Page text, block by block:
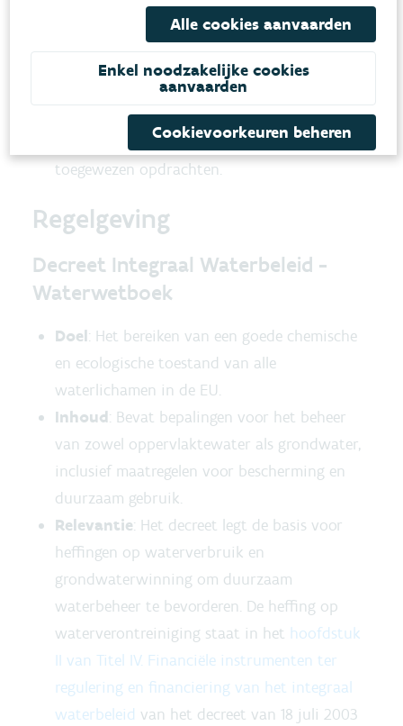
oppervlaktewater,circulair afvalwater
of
ander water waarmee de openbare
brandweerdiensten die deel uitmaken van de
operationele diensten van de civiele
veiligheid de brandweerwagens vullen en dat
wordt gebruikt voor de hun wettelijk
toegewezen opdrachten.
Regelgeving
Decreet Integraal Waterbeleid -
Waterwetboek
Doel: Het bereiken van een goede chemische
en ecologische toestand van alle
waterlichamen in de EU.
Inhoud: Bevat bepalingen voor het beheer
van zowel oppervlaktewater als grondwater,
inclusief maatregelen voor bescherming en
duurzaam gebruik.
Relevantie: Het decreet legt de basis voor
heffingen op waterverbruik en
grondwaterwinning om duurzaam
waterbeheer te bevorderen. De heffing op
waterverontreiniging staat in het hoofdstuk
II van Titel IV. Financiële instrumenten ter
regulering en financiering van het integraal
waterbeleid van het decreet van 18 juli 2003
Alle cookies aanvaarden
Enkel noodzakelijke cookies
aanvaarden
Cookievoorkeuren beheren